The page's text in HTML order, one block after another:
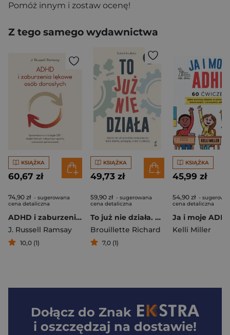
Pomóż innym i zostaw ocenę!
Z tego samego wydawnictwa
KSIĄŻKA
60,67 zł
74,90 zł - sugerowana
cena detaliczna
ADHD i zaburzenia lękowe osób dorosłych. Sprawdzone strategie CBT, dzięki którym odzyskasz spokój i poczucie sprawczości
J. Russell Ramsay
10,0 (1)
KSIĄŻKA
49,73 zł
59,90 zł - sugerowana
cena detaliczna
To już nie działa. Uwolnij się od sposobów postępowania, które dawniej pomagały, a dziś ci szkodzą
Brouillette Richard
7,0 (1)
KSIĄŻKA
45,99 zł
54,90 zł -
cena detaliczna
Ja i moje
Kelli Miller
Dołącz do Znak
i oszczędzaj na dostawie!